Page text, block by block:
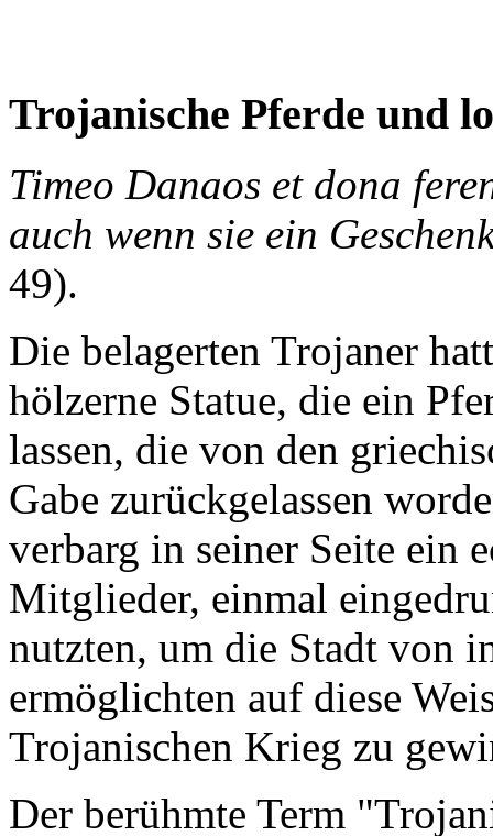
Trojanische Pferde und
Timeo Danaos et dona
auch wenn sie ein
49).
Die belagerten Trojaner
hölzerne Statue, die ein
lassen, die von den
Gabe zurückgelassen
verbarg in seiner Seite ein
Mitglieder, einmal
nutzten, um die Stadt von
ermöglichten auf diese
Trojanischen Krieg zu
Der berühmte Term